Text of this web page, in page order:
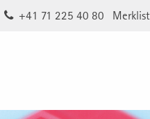
+41 71 225 40 80